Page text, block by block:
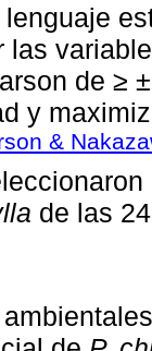
las
de ≥
y
&
de las